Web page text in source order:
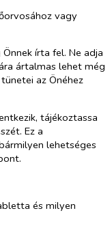
vagy
írta fel. Ne adja
ártalmas lehet még
az Önéhez
tájékoztassa
Ez a
lehetséges
és milyen